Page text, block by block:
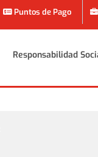
Puntos de Pago
Responsabilidad
Responsabilidad